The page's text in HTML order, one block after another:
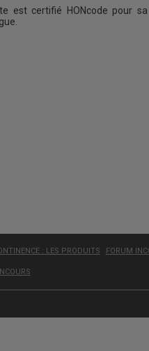
est certifié HONcode pour
: LES PRODUITS FORUM